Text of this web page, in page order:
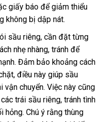
giấy báo để giảm thiểu
không bị dập nát.
sầu riêng, cần đặt từng
nhẹ nhàng, tránh để
Đảm bảo khoảng cách
điều này giúp sầu
chuyển. Việc này cũng
trái sầu riêng, tránh tình
hỏng. Chú ý rằng thùng